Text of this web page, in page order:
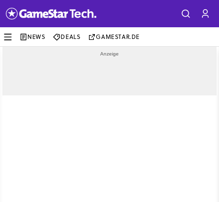
NEWS DEALS GAMESTAR.DE